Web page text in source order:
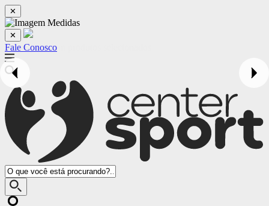
✕
✕
Fale Conosco